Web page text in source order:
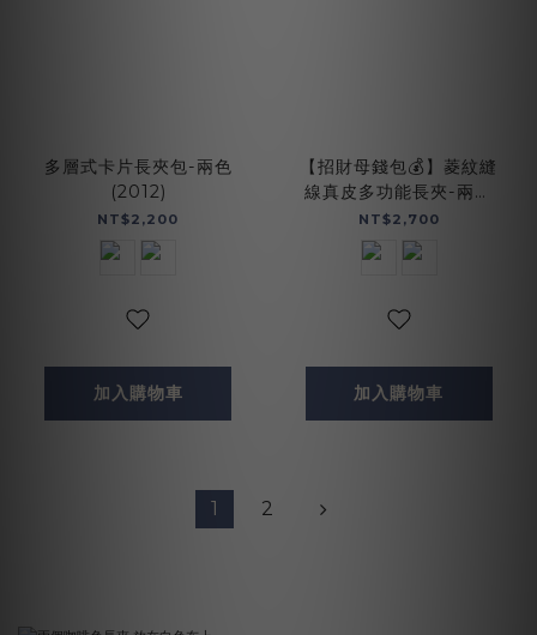
多層式卡片長夾包-兩色
(2012)
NT$2,200
加入購物車
【招財母錢包💰】菱紋縫
線真皮多功能長夾-兩色
(075142)
NT$2,700
加入購物車
1 2